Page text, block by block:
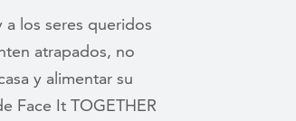
los seres queridos
atrapados, no
y alimentar su
Face It TOGETHER